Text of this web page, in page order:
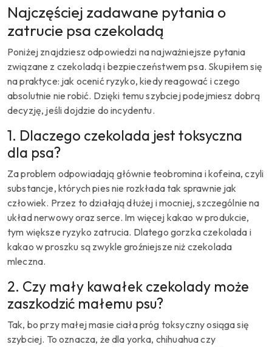
Najczęściej zadawane pytania o
zatrucie psa czekoladą
Poniżej znajdziesz odpowiedzi na najważniejsze pytania
związane z czekoladą i bezpieczeństwem psa. Skupiłem się
na praktyce: jak ocenić ryzyko, kiedy reagować i czego
absolutnie nie robić. Dzięki temu szybciej podejmiesz dobrą
decyzję, jeśli dojdzie do incydentu.
1. Dlaczego czekolada jest toksyczna
dla psa?
Za problem odpowiadają głównie teobromina i kofeina, czyli
substancje, których pies nie rozkłada tak sprawnie jak
człowiek. Przez to działają dłużej i mocniej, szczególnie na
układ nerwowy oraz serce. Im więcej kakao w produkcie,
tym większe ryzyko zatrucia. Dlatego gorzka czekolada i
kakao w proszku są zwykle groźniejsze niż czekolada
mleczna.
2. Czy mały kawałek czekolady może
zaszkodzić małemu psu?
Tak, bo przy małej masie ciała próg toksyczny osiąga się
szybciej. To oznacza, że dla yorka, chihuahua czy